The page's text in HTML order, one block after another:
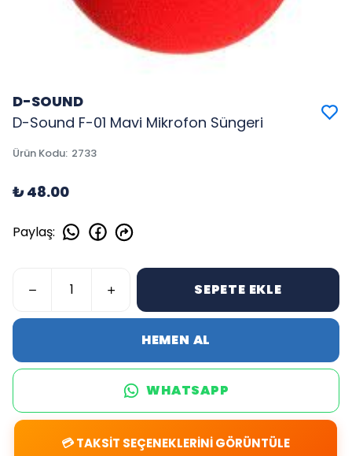
D-SOUND
D-Sound F-01 Mavi Mikrofon Süngeri
Ürün Kodu: 2733
₺ 48.00
Paylaş:
SEPETE EKLE
HEMEN AL
WHATSAPP
💳 TAKSİT SEÇENEKLERİNİ GÖRÜNTÜLE